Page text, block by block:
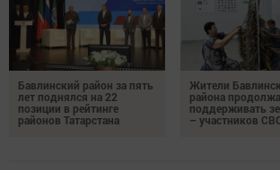
Бавлинский район за пять
лет поднялся на 22
позиции в рейтинге
районов Татарстана
Жители
района
поддерживать
– участников